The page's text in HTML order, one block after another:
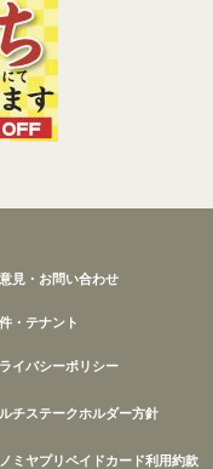
見・お問い合わせ
・テナント
イバシーポリシー
チステークホルダー方針
ミヤプリペイドカード利用約款